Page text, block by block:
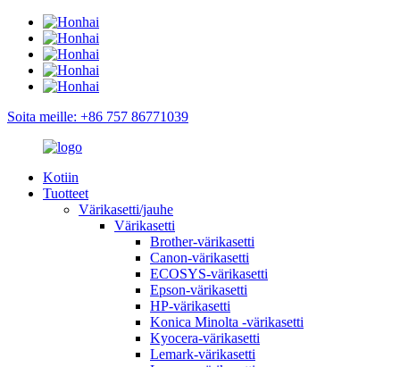
Soita meille: +86 757 86771039
Kotiin
Tuotteet
Värikasetti/jauhe
Värikasetti
Brother-värikasetti
Canon-värikasetti
ECOSYS-värikasetti
Epson-värikasetti
HP-värikasetti
Konica Minolta -värikasetti
Kyocera-värikasetti
Lemark-värikasetti